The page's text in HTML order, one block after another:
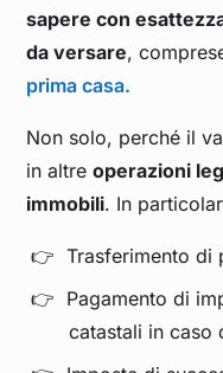
sapere con
da versare,
prima casa.
Non solo, perché il
in altreoperazioni
immobili. In
Trasferimento di
Pagamento di
catastali in caso